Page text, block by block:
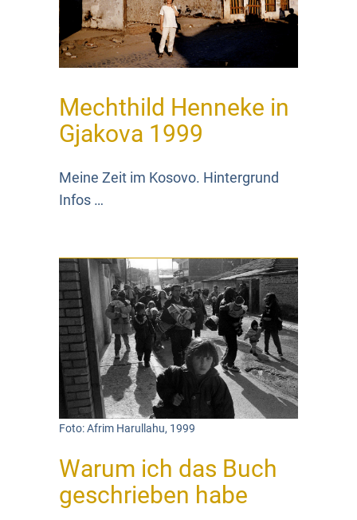
Mechthild Henneke in
Gjakova 1999
Meine Zeit im Kosovo. Hintergrund
Infos …
Foto: Afrim Harullahu, 1999
Warum ich das Buch
geschrieben habe